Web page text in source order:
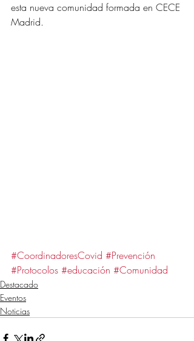
esta nueva comunidad formada en CECE
Madrid.
#CoordinadoresCovid #Prevención
#Protocolos #educación #Comunidad
Destacado
Eventos
Noticias